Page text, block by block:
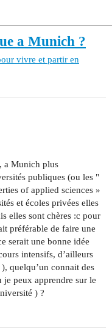
a Munich ?
vivre et partir en
a Munich plus
publiques (ou les "
of applied sciences »
et écoles privées elles
elles sont chères :c pour
préférable de faire une
serait une bonne idée
intensifs, d’ailleurs
quelqu’un connait des
je peux apprendre sur le
) ?